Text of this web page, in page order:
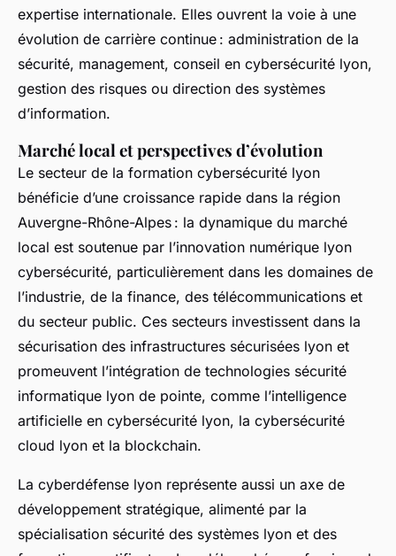
expertise internationale. Elles ouvrent la voie à une
évolution de carrière continue : administration de la
sécurité, management, conseil en cybersécurité lyon,
gestion des risques ou direction des systèmes
d’information.
Marché local et perspectives d’évolution
Le secteur de la formation cybersécurité lyon
bénéficie d’une croissance rapide dans la région
Auvergne-Rhône-Alpes : la dynamique du marché
local est soutenue par l’innovation numérique lyon
cybersécurité, particulièrement dans les domaines de
l’industrie, de la finance, des télécommunications et
du secteur public. Ces secteurs investissent dans la
sécurisation des infrastructures sécurisées lyon et
promeuvent l’intégration de technologies sécurité
informatique lyon de pointe, comme l’intelligence
artificielle en cybersécurité lyon, la cybersécurité
cloud lyon et la blockchain.
La cyberdéfense lyon représente aussi un axe de
développement stratégique, alimenté par la
spécialisation sécurité des systèmes lyon et des